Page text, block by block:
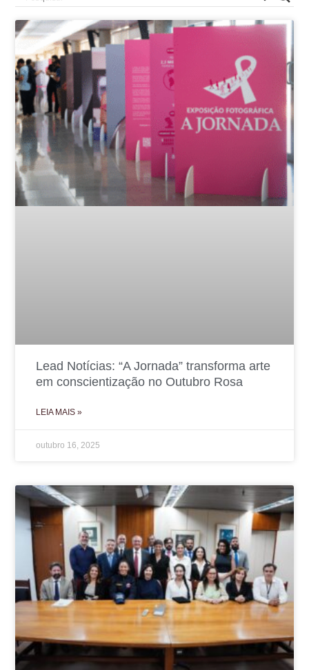
Lead Notícias: “A Jornada” transforma arte
em conscientização no Outubro Rosa
LEIA MAIS »
outubro 16, 2025